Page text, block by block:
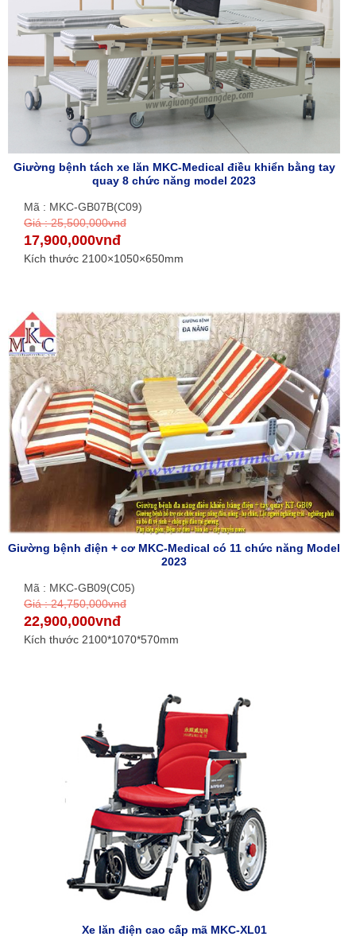
Giường bệnh tách xe lăn MKC-Medical điều khiển bằng tay
quay 8 chức năng model 2023
Mã : MKC-GB07B(C09)
Giá : 25,500,000vnđ
17,900,000vnđ
Kích thước 2100×1050×650mm
Giường bệnh điện + cơ MKC-Medical có 11 chức năng Model
2023
Mã : MKC-GB09(C05)
Giá : 24,750,000vnđ
22,900,000vnđ
Kích thước 2100*1070*570mm
Xe lăn điện cao cấp mã MKC-XL01